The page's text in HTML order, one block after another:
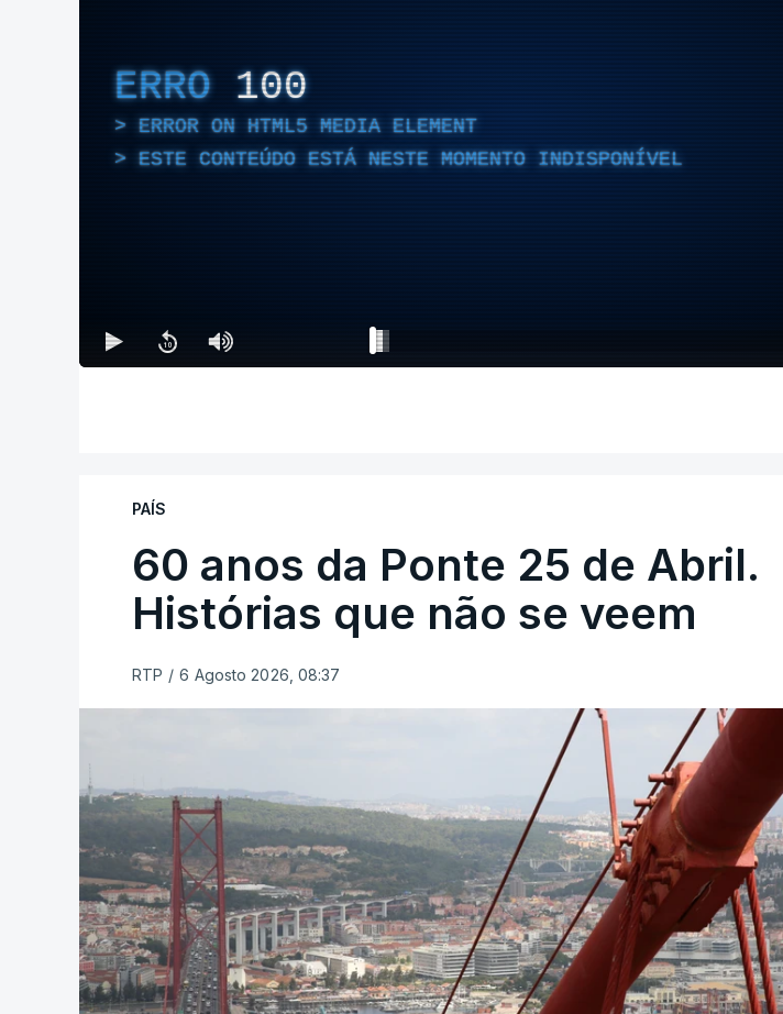
ERRO 100
ERROR ON HTML5 MEDIA ELEMENT
ESTE CONTEÚDO ESTÁ NESTE MOMENTO INDISPONÍVEL
PAÍS
60 anos da Ponte 25 de Abril.
Histórias que não se veem
RTP / 6 Agosto 2026, 08:37